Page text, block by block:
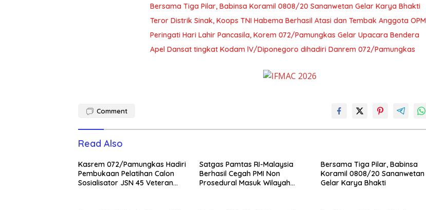
Bersama Tiga Pilar, Babinsa Koramil 0808/20 Sananwetan Gelar Karya Bhakti
Teror Distrik Sinak, Koops TNI Habema Berhasil Atasi dan Tembak Anggota OPM
Peringati Hari Lahir Pancasila, Korem 072/Pamungkas Gelar Upacara Bendera
Apel Dansat tingkat Kodam lV/Diponegoro dihadiri Danrem 072/Pamungkas
Comment
Read Also
Kasrem 072/Pamungkas Hadiri
Pembukaan Pelatihan Calon
Sosialisator JSN 45 Veteran
Satgas Pamtas RI-Malaysia
Berhasil Cegah PMI Non
Prosedural Masuk Wilayah
Bersama Tiga Pilar, Babinsa
Koramil 0808/20 Sananwetan
Gelar Karya Bhakti